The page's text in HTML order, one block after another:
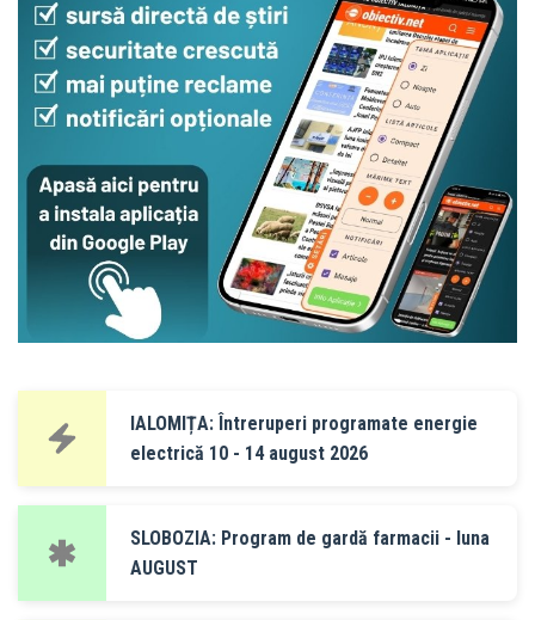
IALOMIȚA: Întreruperi programate energie
electrică 10 - 14 august 2026
SLOBOZIA: Program de gardă farmacii - luna
AUGUST